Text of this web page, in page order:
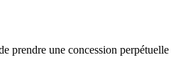
une concession